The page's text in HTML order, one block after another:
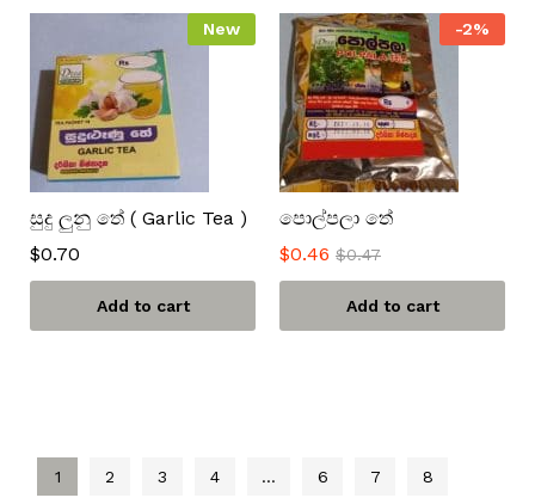
New
සුදු ලුනු තේ ( Garlic Tea )
$0.70
Add to cart
-2%
පොල්පලා තේ
$0.46 $0.47
Add to cart
1 2 3 4 … 6 7 8